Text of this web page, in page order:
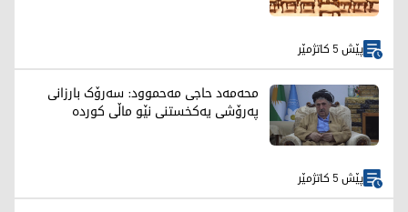
پێش 5 کاتژمێر
محەمەد حاجی مەحموود: سەرۆک بارزانی
پەرۆشی یەکخستنی نێو ماڵی کوردە
پێش 5 کاتژمێر